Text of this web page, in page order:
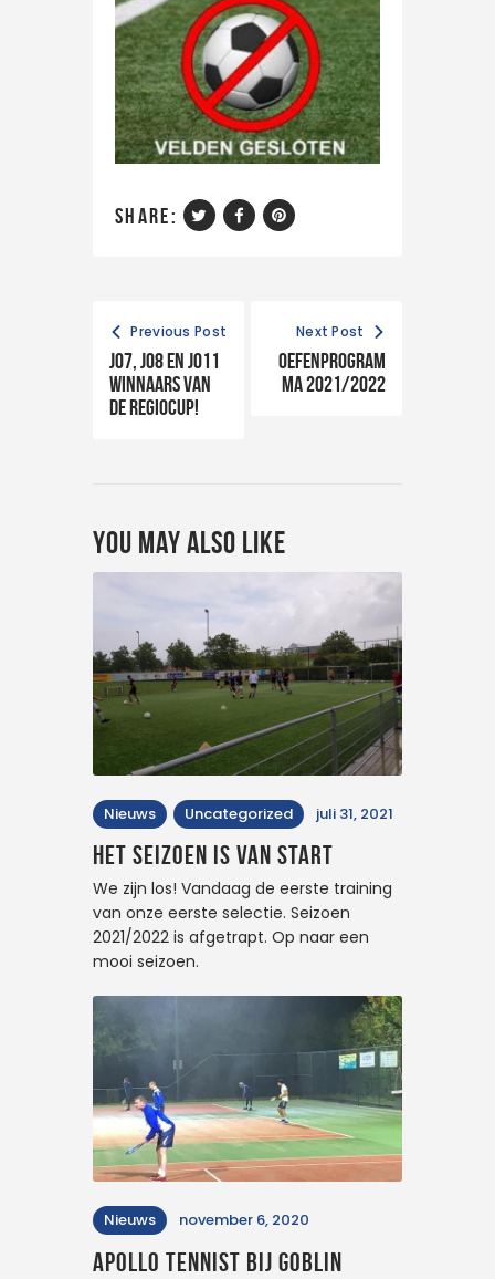
share:
Previous Post
JO7, JO8 en JO11
winnaars van
de Regiocup!
Next Post
Oefenprogram
ma 2021/2022
You May Also Like
Nieuws Uncategorized juli 31, 2021
Het seizoen is van start
We zijn los! Vandaag de eerste training
van onze eerste selectie. Seizoen
2021/2022 is afgetrapt. Op naar een
mooi seizoen.
Nieuws november 6, 2020
Apollo tennist bij Goblin